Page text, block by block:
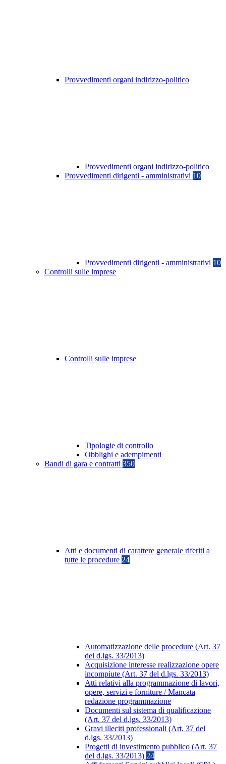
Provvedimenti organi indirizzo-politico
Provvedimenti organi indirizzo-politico
Provvedimenti dirigenti - amministrativi 10
Provvedimenti dirigenti - amministrativi 10
Controlli sulle imprese
Controlli sulle imprese
Tipologie di controllo
Obblighi e adempimenti
Bandi di gara e contratti 350
Atti e documenti di carattere generale riferiti a
tutte le procedure 24
Automatizzazione delle procedure (Art. 37
del d.lgs. 33/2013)
Acquisizione interesse realizzazione opere
incompiute (Art. 37 del d.lgs. 33/2013)
Atti relativi alla programmazione di lavori,
opere, servizi e forniture / Mancata
redazione programmazione
Documenti sul sistema di qualificazione
(Art. 37 del d.lgs. 33/2013)
Gravi illeciti professionali (Art. 37 del
d.lgs. 33/2013)
Progetti di investimento pubblico (Art. 37
del d.lgs. 33/2013) 24